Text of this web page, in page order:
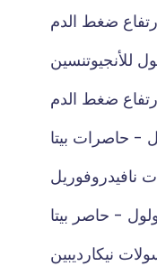
ضغط الدم
للأنجيوتنسين
ضغط الدم
- حاصرات بيتا
نافيدروفوريل
- حاصر بيتا
نيكارديبين